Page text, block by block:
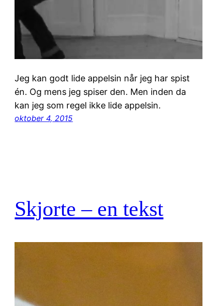
Jeg kan godt lide appelsin når jeg har spist
én. Og mens jeg spiser den. Men inden da
kan jeg som regel ikke lide appelsin.
oktober 4, 2015
Skjorte – en tekst